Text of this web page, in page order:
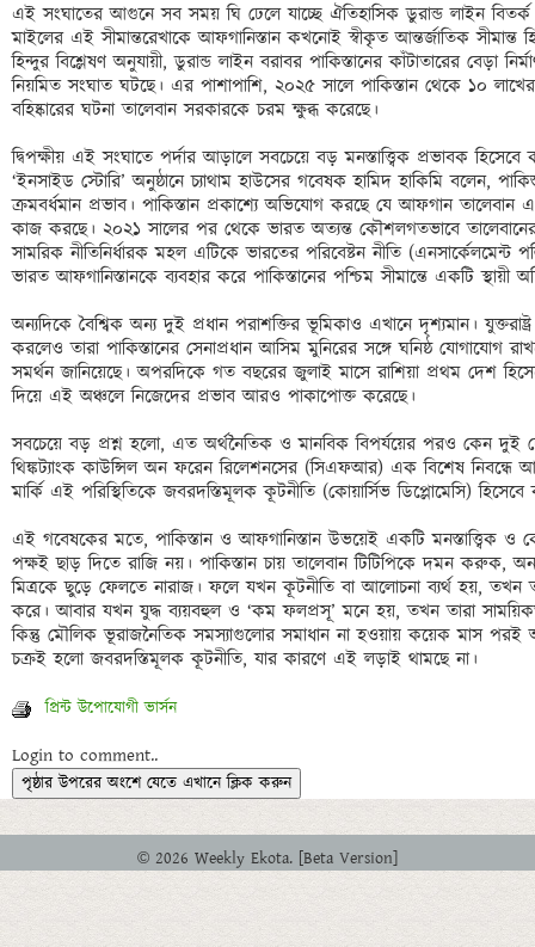
এই সংঘাতের আগুনে সব সময় ঘি ঢেলে যাচ্ছে ঐতিহাসিক ডুরান্ড লাইন
মাইলের এই সীমান্তরেখাকে আফগানিস্তান কখনোই স্বীকৃত আন্তর্জাতিক সীমান্ত
হিন্দুর বিশ্লেষণ অনুযায়ী, ডুরান্ড লাইন বরাবর পাকিস্তানের কাঁটাতারের বেড়া
নিয়মিত সংঘাত ঘটছে। এর পাশাপাশি, ২০২৫ সালে পাকিস্তান থেকে ১০
বহিষ্কারের ঘটনা তালেবান সরকারকে চরম ক্ষুব্ধ করেছে।
দ্বিপক্ষীয় এই সংঘাতে পর্দার আড়ালে সবচেয়ে বড় মনস্তাত্ত্বিক প্রভাবক
‘ইনসাইড স্টোরি’ অনুষ্ঠানে চ্যাথাম হাউসের গবেষক হামিদ হাকিমি বলেন,
ক্রমবর্ধমান প্রভাব। পাকিস্তান প্রকাশ্যে অভিযোগ করছে যে আফগান তালেবান
কাজ করছে। ২০২১ সালের পর থেকে ভারত অত্যন্ত কৌশলগতভাবে তালেবানের
সামরিক নীতিনির্ধারক মহল এটিকে ভারতের পরিবেষ্টন নীতি (এনসার্কেলমেন্ট
ভারত আফগানিস্তানকে ব্যবহার করে পাকিস্তানের পশ্চিম সীমান্তে একটি স্থায়ী
অন্যদিকে বৈশ্বিক অন্য দুই প্রধান পরাশক্তির ভূমিকাও এখানে দৃশ্যমান।
করলেও তারা পাকিস্তানের সেনাপ্রধান আসিম মুনিরের সঙ্গে ঘনিষ্ঠ যোগাযোগ
সমর্থন জানিয়েছে। অপরদিকে গত বছরের জুলাই মাসে রাশিয়া প্রথম দেশ
দিয়ে এই অঞ্চলে নিজেদের প্রভাব আরও পাকাপোক্ত করেছে।
সবচেয়ে বড় প্রশ্ন হলো, এত অর্থনৈতিক ও মানবিক বিপর্যয়ের পরও কেন দুই দেশ
থিঙ্কট্যাংক কাউন্সিল অন ফরেন রিলেশনসের (সিএফআর) এক বিশেষ নিবন্ধে
মার্কি এই পরিস্থিতিকে জবরদস্তিমূলক কূটনীতি (কোয়ার্সিভ ডিপ্লোমেসি) হিসেবে
এই গবেষকের মতে, পাকিস্তান ও আফগানিস্তান উভয়েই একটি
পক্ষই ছাড় দিতে রাজি নয়। পাকিস্তান চায় তালেবান টিটিপিকে দমন করুক,
মিত্রকে ছুড়ে ফেলতে নারাজ। ফলে যখন কূটনীতি বা আলোচনা ব্যর্থ হয়,
করে। আবার যখন যুদ্ধ ব্যয়বহুল ও ‘কম ফলপ্রসূ’ মনে হয়, তখন তারা
কিন্তু মৌলিক ভূরাজনৈতিক সমস্যাগুলোর সমাধান না হওয়ায় কয়েক মাস
প্রিন্ট উপোযোগী ভার্সন
Login to comment..
পৃষ্ঠার উপরের অংশে যেতে এখানে ক্লিক করুন
© 2026 Weekly Ekota. [Beta Version]